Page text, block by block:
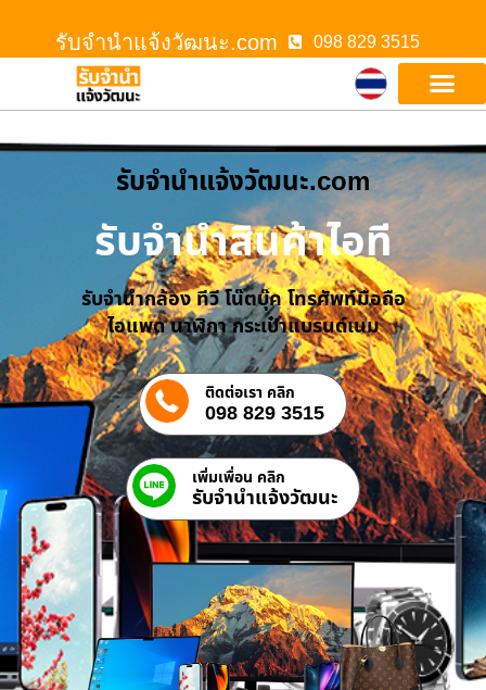
รับจํานําแจ้งวัฒนะ.com 098 829 3515
รับจํานําแจ้งวัฒนะ.com
รับจำนำสินค้าไอที
รับจำนำกล้อง ทีวี โน๊ตบุ๊ค โทรศัพท์มือถือ
ไอแพด นาฬิกา กระเป๋าแบรนด์เนม
ติดต่อเรา คลิก
098 829 3515
เพิ่มเพื่อน คลิก
รับจํานําแจ้งวัฒนะ